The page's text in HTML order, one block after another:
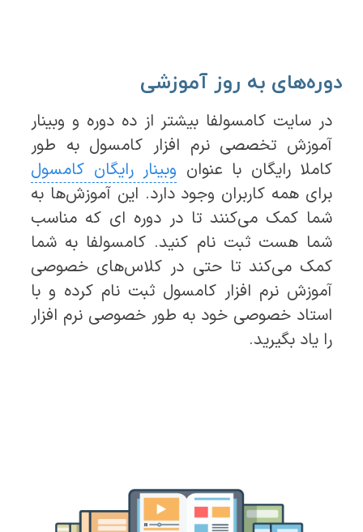
دوره‌های به روز آموزشی
در سایت کامسولفا بیشتر از ده دوره و وبینار
آموزش تخصصی نرم افزار کامسول به طور
کاملا رایگان با عنوان وبینار رایگان کامسول
برای همه کاربران وجود دارد. این آموزش‌ها به
شما کمک می‌کنند تا در دوره ای که مناسب
شما هست ثبت نام کنید. کامسولفا به شما
کمک می‌کند تا حتی در کلاس‌های خصوصی
آموزش نرم افزار کامسول ثبت نام کرده و با
استاد خصوصی خود به طور خصوصی نرم افزار
را یاد بگیرید.